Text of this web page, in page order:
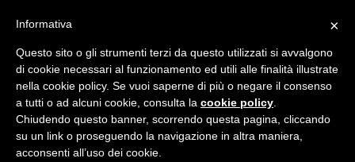
×
Informativa
Questo sito o gli strumenti terzi da questo utilizzati si avvalgono
di cookie necessari al funzionamento ed utili alle finalità illustrate
nella cookie policy. Se vuoi saperne di più o negare il consenso
a tutti o ad alcuni cookie, consulta la cookie policy
Chiudendo questo banner, scorrendo questa pagina, cliccando
su un link o proseguendo la navigazione in altra maniera,
acconsenti all’uso dei cookie.